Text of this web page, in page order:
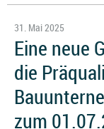
31. Mai 2025
Eine neue
die
zum